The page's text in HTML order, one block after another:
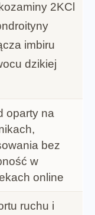
2KCl
imbiru
dzikiej
oparty na
bez
w
online
ruchu i